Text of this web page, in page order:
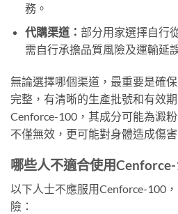
務。
代購渠道： 部分用家選擇自行
需自行承擔品質風險及運輸延
無論選擇哪個渠道，最重要是確
完整，有清晰的生產批號和有效
Cenforce-100，其成分可能為澱
不僅無效，更可能對身體造成傷害
哪些人不適合使用Cenforce-
以下人士不應服用Cenforce-100
險：